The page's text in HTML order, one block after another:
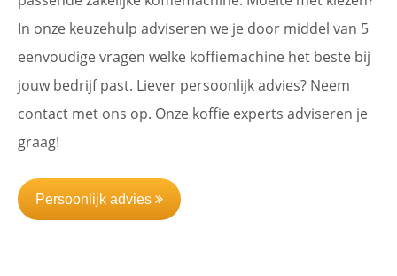
In onze keuzehulp adviseren we je door middel van 5
eenvoudige vragen welke koffiemachine het beste bij
jouw bedrijf past. Liever persoonlijk advies? Neem
contact met ons op. Onze koffie experts adviseren je
graag!
Persoonlijk advies